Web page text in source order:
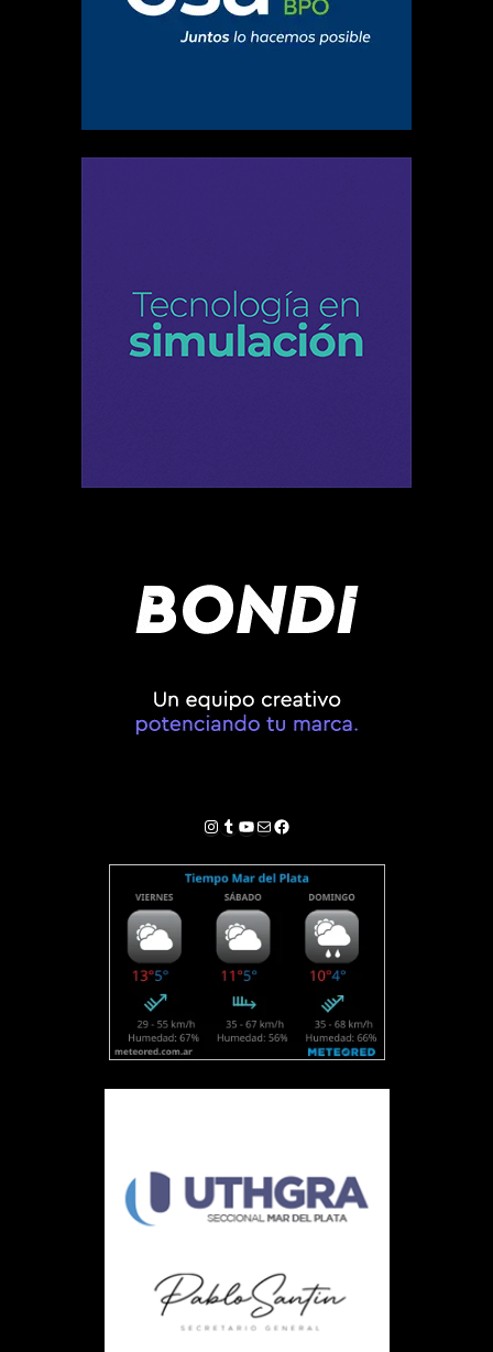
Instagram
Tumblr
YouTube
Correo electrónico
Facebook